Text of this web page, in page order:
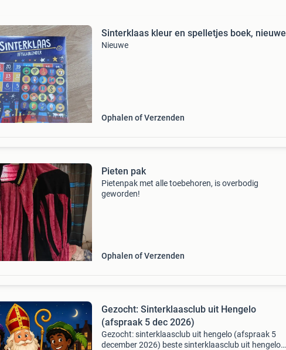
Sinterklaas kleur en spelletjes boek, nieuwe
Nieuwe
Ophalen of Verzenden
Pieten pak
Pietenpak met alle toebehoren, is overbodig
geworden!
Ophalen of Verzenden
Gezocht: Sinterklaasclub uit Hengelo
(afspraak 5 dec 2026)
Gezocht: sinterklaasclub uit hengelo (afspraak 5
december 2026) beste sinterklaasclub uit hengelo,